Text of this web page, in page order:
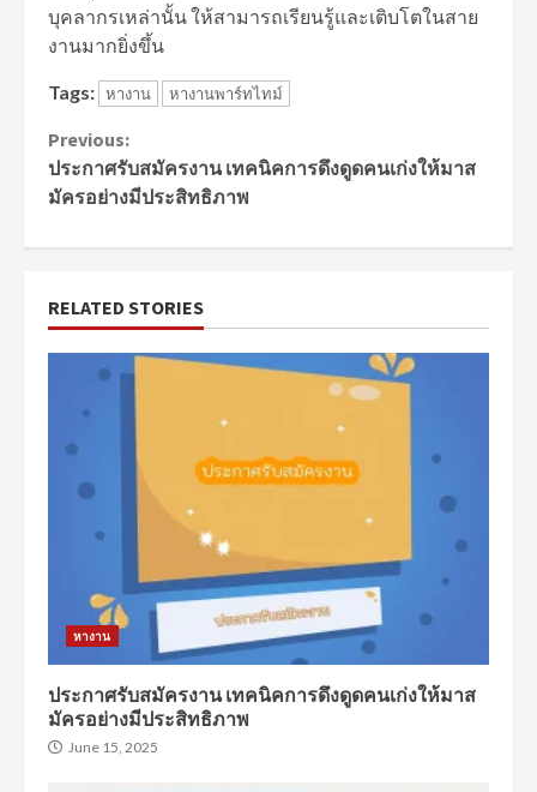
บุคลากรเหล่านั้น ให้สามารถเรียนรู้และเติบโตในสาย
งานมากยิ่งขึ้น
Tags: หางาน หางานพาร์ทไทม์
Continue
Reading
Previous:
ประกาศรับสมัครงาน เทคนิคการดึงดูดคนเก่งให้มาส
มัครอย่างมีประสิทธิภาพ
RELATED STORIES
หางาน
ประกาศรับสมัครงาน เทคนิคการดึงดูดคนเก่งให้มาส
มัครอย่างมีประสิทธิภาพ
June 15, 2025